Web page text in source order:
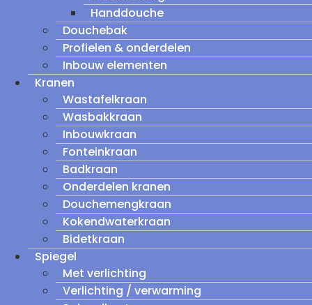
Handdouche
Douchebak
Profielen & onderdelen
Inbouw elementen
Kranen
Wastafelkraan
Wasbakkraan
Inbouwkraan
Fonteinkraan
Badkraan
Onderdelen kranen
Douchemengkraan
Kokendwaterkraan
Bidetkraan
Spiegel
Met verlichting
Verlichting / verwarming